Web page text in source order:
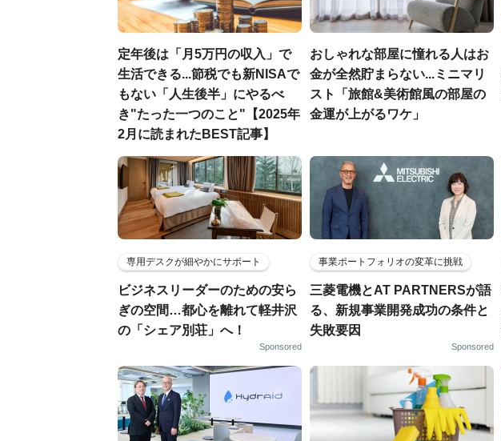
定年後は「月5万円の収入」で
生活できる...節税でも新NISAで
もない「人生後半」にやるべ
き"たった一つのこと"【2025年
2月に読まれたBEST記事】
おしゃれな部屋に憧れる人はお
金が全然貯まらない...ミニマリ
スト「旅館&美術館風の部屋の
金運が上がるワケ」
専用デスクが細やかにサポート
ビジネスリーダーのための安ら
ぎの空間…都心を離れて軽井沢
の「シェア別荘」へ！
Sponsored
事業ポートフォリオの変革に挑戦
三菱電機とAT PARTNERSが語
る、新規事業開発成功の条件と
失敗要因
Sponsored